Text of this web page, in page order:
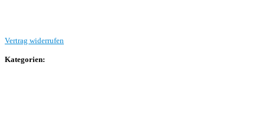
Vertrag widerrufen
Kategorien: